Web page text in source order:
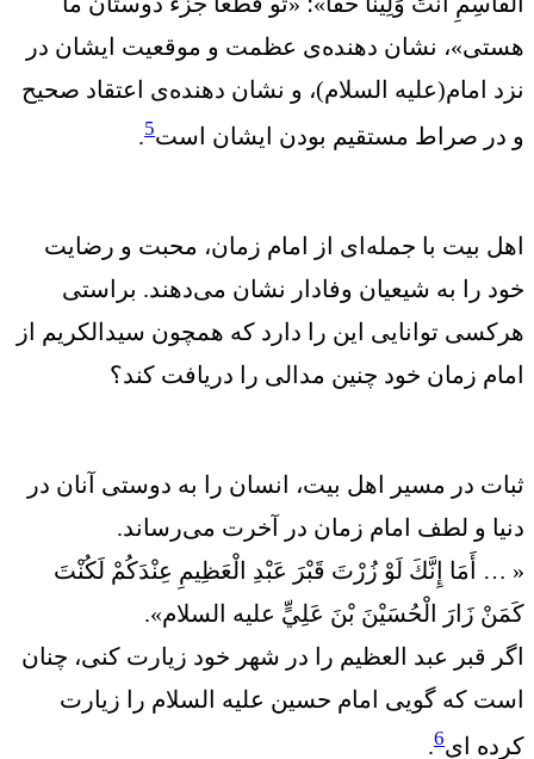
هستی»، نشان دهنده‌ی عظمت و موقعیت ایشان در
نزد امام(علیه السلام)، و نشان دهنده‌ی اعتقاد صحیح
و در صراط مستقیم بودن ایشان است5
.
اهل بیت با جمله‌ای از امام زمان، محبت و رضایت
خود را به شیعیان وفادار نشان می‌دهند. براستی
هرکسی توانایی این را دارد که همچون سیدالکریم از
امام زمان خود چنین مدالی را دریافت کند؟
ثبات در مسیر اهل بیت، انسان را به دوستی آنان در
دنیا و لطف امام زمان در آخرت می‌رساند.
« … أَمَا إِنَّكَ لَوْ زُرْتَ قَبْرَ عَبْدِ الْعَظِيمِ عِنْدَكُمْ لَكُنْتَ
كَمَنْ زَارَ الْحُسَيْنَ بْنَ عَلِيٍّ عليه السلام».
اگر قبر عبد العظيم را در شهر خود زيارت كنى، چنان
است كه گويى امام حسين عليه السلام را زيارت
كرده اى6
.